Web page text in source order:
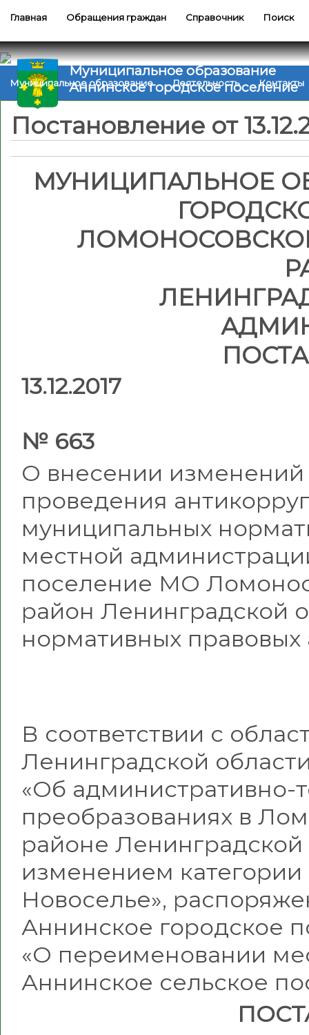
Главная Обращения граждан Справочник Поиск
Муниципальное образование
Аннинское городское поселение
Муниципальное образование Деятельность Контакты
Постановление от
МУНИЦИПАЛЬНОЕ
13.12.2017
№ 663
О внесении
проведения
муниципальных
местной
поселение МО
район Ленинградской
нормативных правовых
В соответствии с
Ленинградской области
«Об административно-
преобразованиях в
районе Ленинградской
изменением категории
Новоселье»,
Аннинское городское
«О переименовании
Аннинское сельское